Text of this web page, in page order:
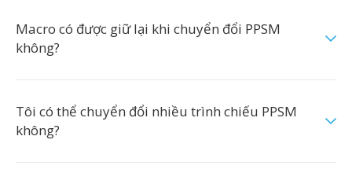
Macro có được giữ lại khi chuyển đổi PPSM
không?
Tôi có thể chuyển đổi nhiều trình chiếu PPSM
không?